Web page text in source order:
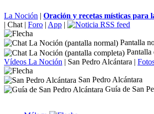
La Noción | Oración y recetas místicas para
| Chat | Foro | App |
Pantalla
Pantalla
Vídeos La Noción | San Pedro Alcántara |
San Pedro Alcántara
Guía de San